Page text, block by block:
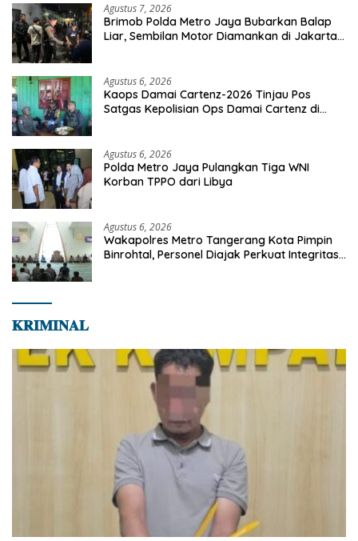
Agustus 7, 2026
Brimob Polda Metro Jaya Bubarkan Balap
Liar, Sembilan Motor Diamankan di Jakarta
Agustus 6, 2026
Kaops Damai Cartenz-2026 Tinjau Pos
Satgas Kepolisian Ops Damai Cartenz di
Agustus 6, 2026
Polda Metro Jaya Pulangkan Tiga WNI
Korban TPPO dari Libya
Agustus 6, 2026
Wakapolres Metro Tangerang Kota Pimpin
Binrohtal, Personel Diajak Perkuat Integritas
𝐊𝐑𝐈𝐌𝐈𝐍𝐀𝐋